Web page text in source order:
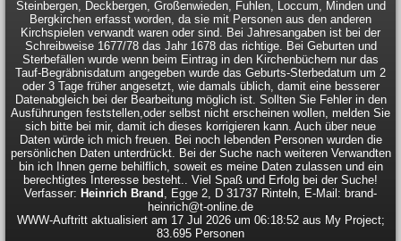
Steinbergen, Deckbergen, Großenwieden, Fuhlen, Loccum, Minden und
Bergkirchen erfasst worden, da sie mit Personen aus den anderen
Kirchspielen verwandt waren oder sind. Bei Jahresangaben ist bei der
Schreibweise 1677/78 das Jahr 1678 das richtige. Bei Geburten und
Sterbefällen wurde wenn beim Eintrag in den Kirchenbüchern nur das
Tauf-Begräbnisdatum angegeben wurde das Geburts-Sterbedatum um 2
oder 3 Tage früher angesetzt, wie damals üblich, damit eine besserer
Datenabgleich bei der Bearbeitung möglich ist. Sollten Sie Fehler in den
Ausführungen feststellen,oder selbst nicht erscheinen wollen, melden Sie
sich bitte bei mir, damit ich dieses korrigieren kann. Auch über neue
Daten würde ich mich freuen. Bei noch lebenden Personen wurden die
persönlichen Daten unterdrückt. Bei der Suche nach weiteren Verwandten
bin ich Ihnen gerne behilflich, soweit es meine Daten zulassen und ein
berechtigtes Interesse besteht.. Viel Spaß und Erfolg bei der Suche!
Verfasser: Heinrich Brand , Egge 2, D 31737 Rinteln, E-Mail: brand-
heinrich@t-online.de
WWW-Auftritt aktualisiert am 17 Jul 2026 um 06:18:52 aus My Project;
83.695 Personen